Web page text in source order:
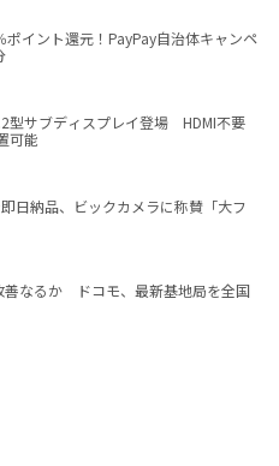
ポイント還元！PayPay自治体キャンペ
型サブディスプレイ登場 HDMI不要
可能
日納品、ビックカメラに称賛「大フ
善なるか ドコモ、最新基地局を全国